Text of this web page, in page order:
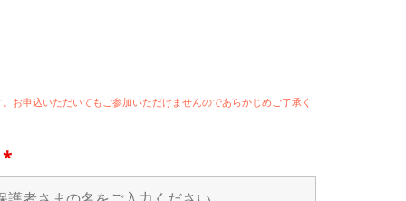
お申込いただいてもご参加いただけませんのであらかじめご了承く
*